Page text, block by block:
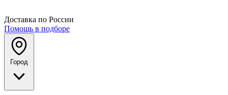
Доставка по России
Помощь в подборе
Город